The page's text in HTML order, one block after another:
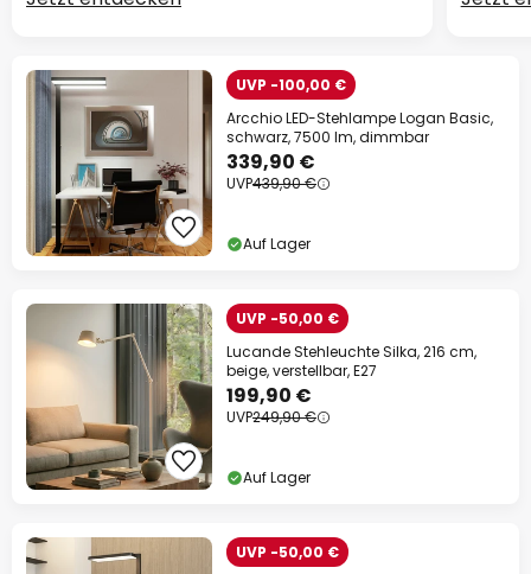
UVP -100,00 €
Arcchio LED-Stehlampe Logan Basic,
schwarz, 7500 lm, dimmbar
339,90 €
UVP439,90 €
Auf Lager
UVP -50,00 €
Lucande Stehleuchte Silka, 216 cm,
beige, verstellbar, E27
199,90 €
UVP249,90 €
Auf Lager
UVP -50,00 €